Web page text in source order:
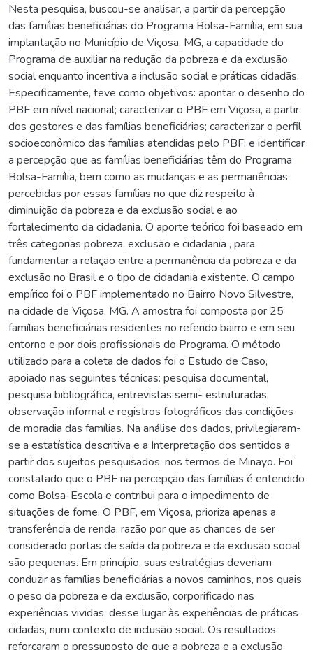
Nesta pesquisa, buscou-se analisar, a partir da percepção
das famílias beneficiárias do Programa Bolsa-Família, em sua
implantação no Município de Viçosa, MG, a capacidade do
Programa de auxiliar na redução da pobreza e da exclusão
social enquanto incentiva a inclusão social e práticas cidadãs.
Especificamente, teve como objetivos: apontar o desenho do
PBF em nível nacional; caracterizar o PBF em Viçosa, a partir
dos gestores e das famílias beneficiárias; caracterizar o perfil
socioeconômico das famílias atendidas pelo PBF; e identificar
a percepção que as famílias beneficiárias têm do Programa
Bolsa-Família, bem como as mudanças e as permanências
percebidas por essas famílias no que diz respeito à
diminuição da pobreza e da exclusão social e ao
fortalecimento da cidadania. O aporte teórico foi baseado em
três categorias pobreza, exclusão e cidadania , para
fundamentar a relação entre a permanência da pobreza e da
exclusão no Brasil e o tipo de cidadania existente. O campo
empírico foi o PBF implementado no Bairro Novo Silvestre,
na cidade de Viçosa, MG. A amostra foi composta por 25
famílias beneficiárias residentes no referido bairro e em seu
entorno e por dois profissionais do Programa. O método
utilizado para a coleta de dados foi o Estudo de Caso,
apoiado nas seguintes técnicas: pesquisa documental,
pesquisa bibliográfica, entrevistas semi- estruturadas,
observação informal e registros fotográficos das condições
de moradia das famílias. Na análise dos dados, privilegiaram-
se a estatística descritiva e a Interpretação dos sentidos a
partir dos sujeitos pesquisados, nos termos de Minayo. Foi
constatado que o PBF na percepção das famílias é entendido
como Bolsa-Escola e contribui para o impedimento de
situações de fome. O PBF, em Viçosa, prioriza apenas a
transferência de renda, razão por que as chances de ser
considerado portas de saída da pobreza e da exclusão social
são pequenas. Em princípio, suas estratégias deveriam
conduzir as famílias beneficiárias a novos caminhos, nos quais
o peso da pobreza e da exclusão, corporificado nas
experiências vividas, desse lugar às experiências de práticas
cidadãs, num contexto de inclusão social. Os resultados
reforçaram o pressuposto de que a pobreza e a exclusão